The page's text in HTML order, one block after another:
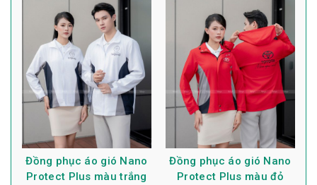
Đồng phục áo gió Nano
Protect Plus màu trắng
Đồng phục áo gió Nano
Protect Plus màu đỏ